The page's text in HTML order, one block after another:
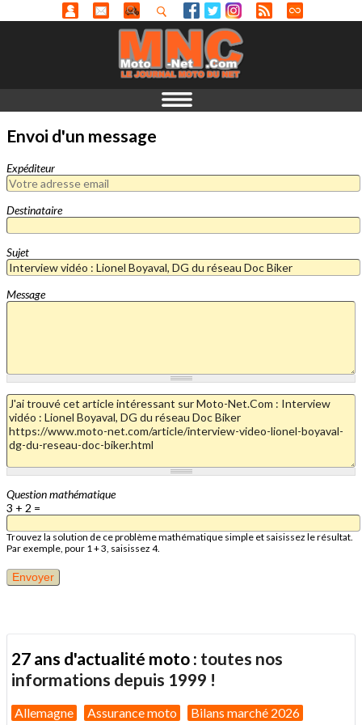
Envoi d'un message
Expéditeur
Destinataire
Sujet
Message
Question mathématique
3 + 2 =
Trouvez la solution de ce problème mathématique simple et saisissez le résultat.
Par exemple, pour 1 + 3, saisissez 4.
27 ans d'actualité moto : toutes nos
informations depuis 1999 !
Allemagne Assurance moto Bilans marché 2026